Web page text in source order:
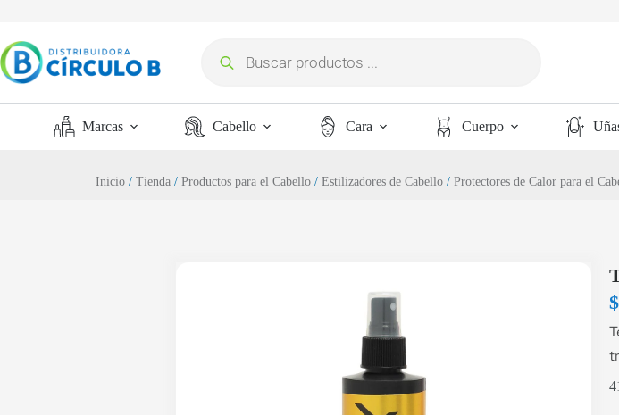
Marcas Cabello Cara Cuerpo
Inicio /Tienda /Productos para el Cabello /Estilizadores de Cabello /Protectores de Calor para el
$